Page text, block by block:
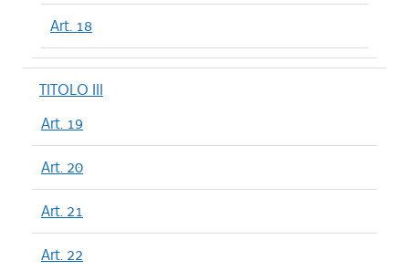
Art. 18
TITOLO III
Art. 19
Art. 20
Art. 21
Art. 22